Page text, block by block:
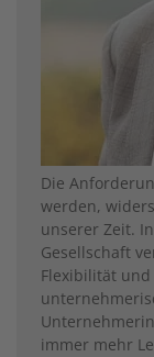
Die
werden,
unserer Zeit.
Gesellschaft
Flexibilität
immer mehr